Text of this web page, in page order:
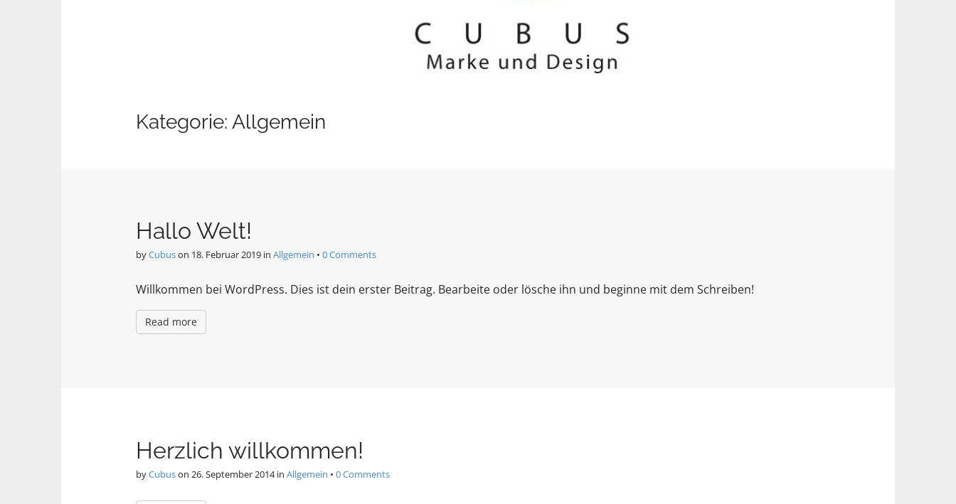
Kategorie: Allgemein
Hallo Welt!
byCubuson 18. Februar 2019 in Allgemein • 0 Comments
Willkommen bei WordPress. Dies ist dein erster Beitrag. Bearbeite oder lösche ihn und beginne mit dem Schreiben!
Read more
Herzlich willkommen!
byCubuson 26. September 2014in Allgemein • 0 Comments